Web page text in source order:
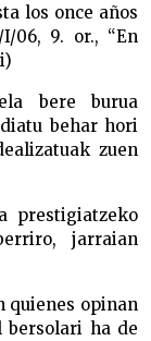
los once años
I/06, 9. or., “En
bere burua
behar hori
zuen
prestigiatzeko
jarraian
quienes opinan
bersolari ha de